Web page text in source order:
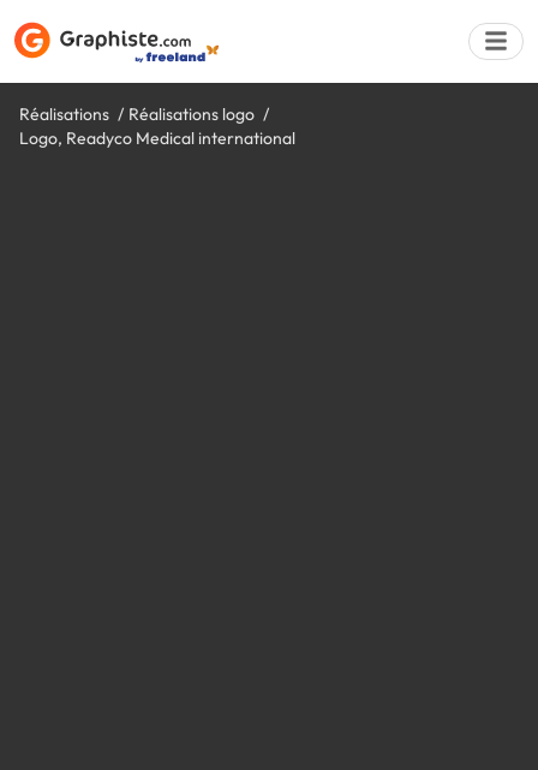
Réalisations
Réalisations logo
Logo, Readyco Medical international